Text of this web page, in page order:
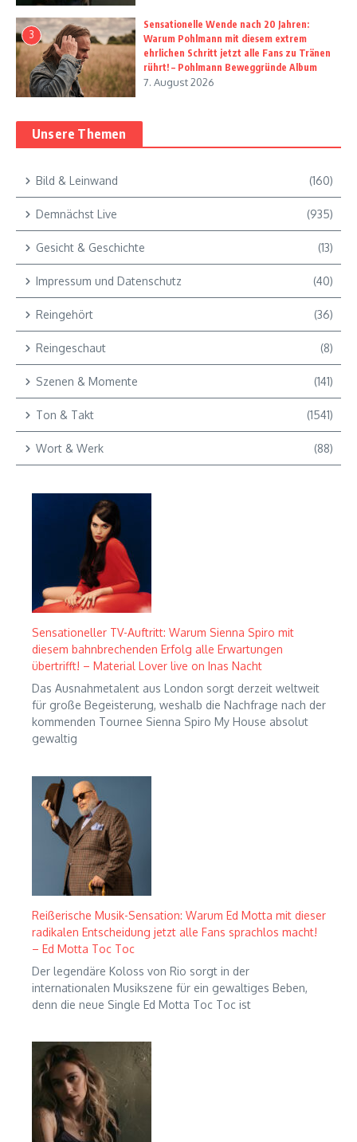
3
Sensationelle Wende nach 20 Jahren:
Warum Pohlmann mit diesem extrem
ehrlichen Schritt jetzt alle Fans zu Tränen
rührt! – Pohlmann Beweggründe Album
7. August 2026
Unsere Themen
Bild & Leinwand (160)
Demnächst Live (935)
Gesicht & Geschichte (13)
Impressum und Datenschutz (40)
Reingehört (36)
Reingeschaut (8)
Szenen & Momente (141)
Ton & Takt (1541)
Wort & Werk (88)
Sensationeller TV-Auftritt: Warum Sienna Spiro mit
diesem bahnbrechenden Erfolg alle Erwartungen
übertrifft! – Material Lover live on Inas Nacht
Das Ausnahmetalent aus London sorgt derzeit weltweit
für große Begeisterung, weshalb die Nachfrage nach der
kommenden Tournee Sienna Spiro My House absolut
gewaltig
Reißerische Musik-Sensation: Warum Ed Motta mit dieser
radikalen Entscheidung jetzt alle Fans sprachlos macht!
– Ed Motta Toc Toc
Der legendäre Koloss von Rio sorgt in der
internationalen Musikszene für ein gewaltiges Beben,
denn die neue Single Ed Motta Toc Toc ist